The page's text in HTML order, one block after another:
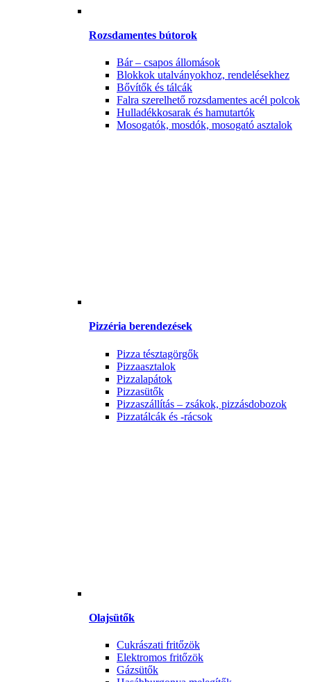
Rozsdamentes bútorok
Bár – csapos állomások
Blokkok utalványokhoz, rendelésekhez
Bővítők és tálcák
Falra szerelhető rozsdamentes acél polcok
Hulladékkosarak és hamutartók
Mosogatók, mosdók, mosogató asztalok
Pizzéria berendezések
Pizza tésztagörgők
Pizzaasztalok
Pizzalapátok
Pizzasütők
Pizzaszállítás – zsákok, pizzásdobozok
Pizzatálcák és -rácsok
Olajsütők
Cukrászati fritőzök
Elektromos fritőzök
Gázsütők